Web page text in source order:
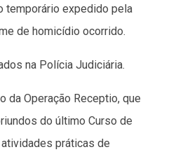
temporário expedido pela
de homicídio ocorrido.
na Polícia Judiciária.
da Operação Receptio, que
do último Curso de
práticas de